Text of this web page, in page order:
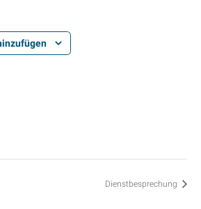
Dienstbesprechung